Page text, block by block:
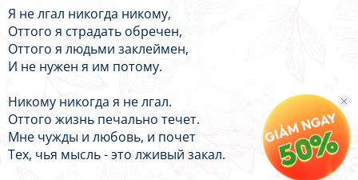
Я не лгал никогда никому,
Оттого я страдать обречен,
Оттого я людьми заклеймен,
И не нужен я им потому.
Никому никогда я не лгал.
Оттого жизнь печально течет.
Мне чужды и любовь, и почет
Тех, чья мысль - это лживый закал.